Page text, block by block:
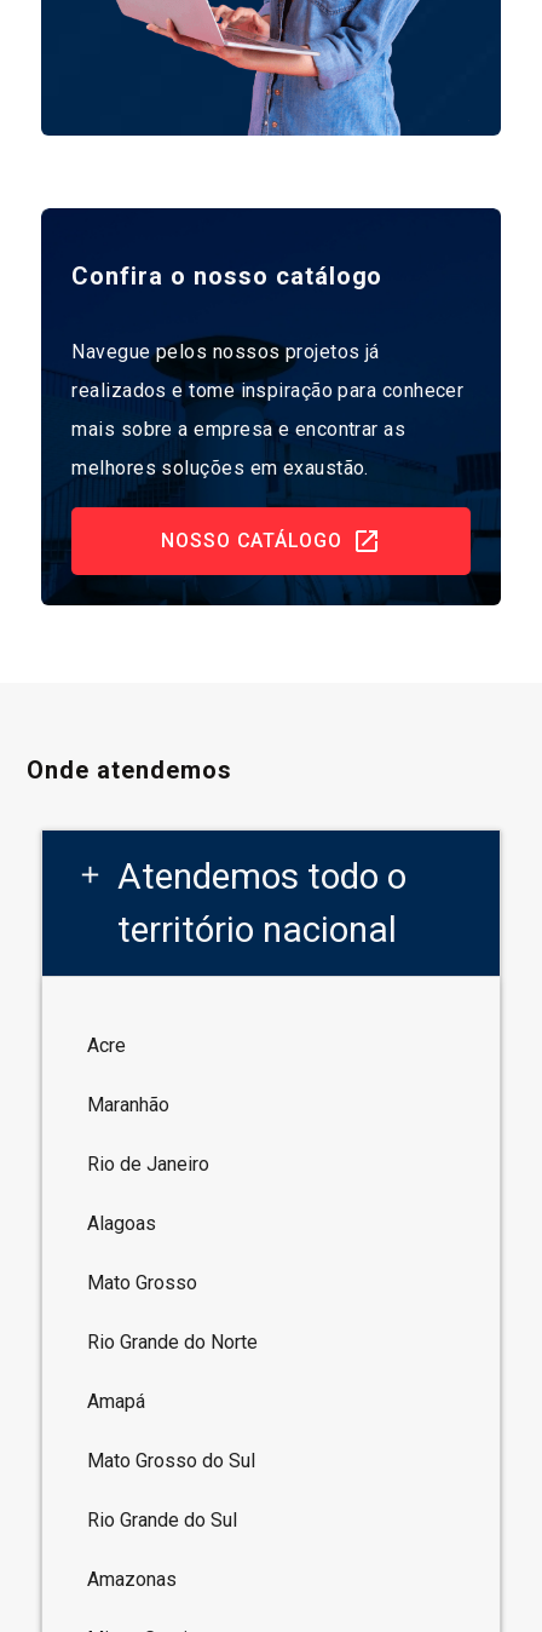
Confira o nosso catálogo
Navegue pelos nossos projetos já
realizados e tome inspiração para conhecer
mais sobre a empresa e encontrar as
melhores soluções em exaustão.
NOSSO CATÁLOGO
Onde atendemos
add
Atendemos todo o
território nacional
Acre
Maranhão
Rio de Janeiro
Alagoas
Mato Grosso
Rio Grande do Norte
Amapá
Mato Grosso do Sul
Rio Grande do Sul
Amazonas